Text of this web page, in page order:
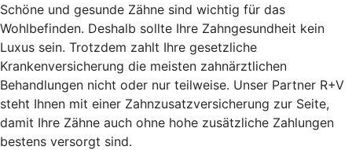
Schöne und gesunde Zähne sind wichtig für das
Wohlbefinden. Deshalb sollte Ihre Zahngesundheit kein
Luxus sein. Trotzdem zahlt Ihre gesetzliche
Krankenversicherung die meisten zahnärztlichen
Behandlungen nicht oder nur teilweise. Unser Partner R+V
steht Ihnen mit einer Zahnzusatzversicherung zur Seite,
damit Ihre Zähne auch ohne hohe zusätzliche Zahlungen
bestens versorgt sind.